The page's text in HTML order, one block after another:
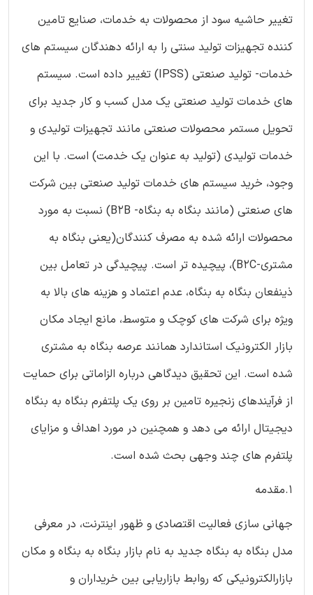
تغییر حاشیه سود از محصولات به خدمات، صنایع تامین
کننده تجهیزات تولید سنتی را به ارائه دهندگان سیستم های
خدمات- تولید صنعتی (IPSS) تغییر داده است. سیستم
های خدمات تولید صنعتی یک مدل کسب و کار جدید برای
تحویل مستمر محصولات صنعتی مانند تجهیزات تولیدی و
خدمات تولیدی (تولید به عنوان یک خدمت) است. با این
وجود، خرید سیستم های خدمات تولید صنعتی بین شرکت
های صنعتی (مانند بنگاه به بنگاه- B2B) نسبت به مورد
محصولات ارائه شده به مصرف کنندگان(یعنی بنگاه به
مشتری-B2C)، پیچیده تر است. پیچیدگی در تعامل بین
ذینفعان بنگاه به بنگاه، عدم اعتماد و هزینه های بالا به
ویژه برای شرکت های کوچک و متوسط، مانع ایجاد مکان
بازار الکترونیک استاندارد همانند عرصه بنگاه به مشتری
شده است. این تحقیق دیدگاهی درباره الزاماتی برای حمایت
از فرآیندهای زنجیره تامین بر روی یک پلتفرم بنگاه به بنگاه
دیجیتال ارائه می دهد و همچنین در مورد اهداف و مزایای
پلتفرم های چند وجهی بحث شده است.
1.مقدمه
جهانی سازی فعالیت اقتصادی و ظهور اینترنت، در معرفی
مدل بنگاه به بنگاه جدید به نام بازار بنگاه به بنگاه و مکان
بازارالکترونیکی که روابط بازاریابی بین خریداران و